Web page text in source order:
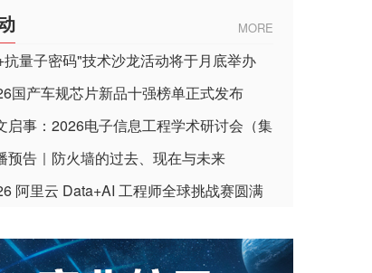
MORE
抗量子密码"技术沙龙活动将于月底举办
国产车规芯片新品十强榜单正式发布
启事：2026电子信息工程学术研讨会（集
路应用杂志）
预告｜防火墙的过去、现在与未来
阿里云 Data+AI 工程师全球挑战赛圆满